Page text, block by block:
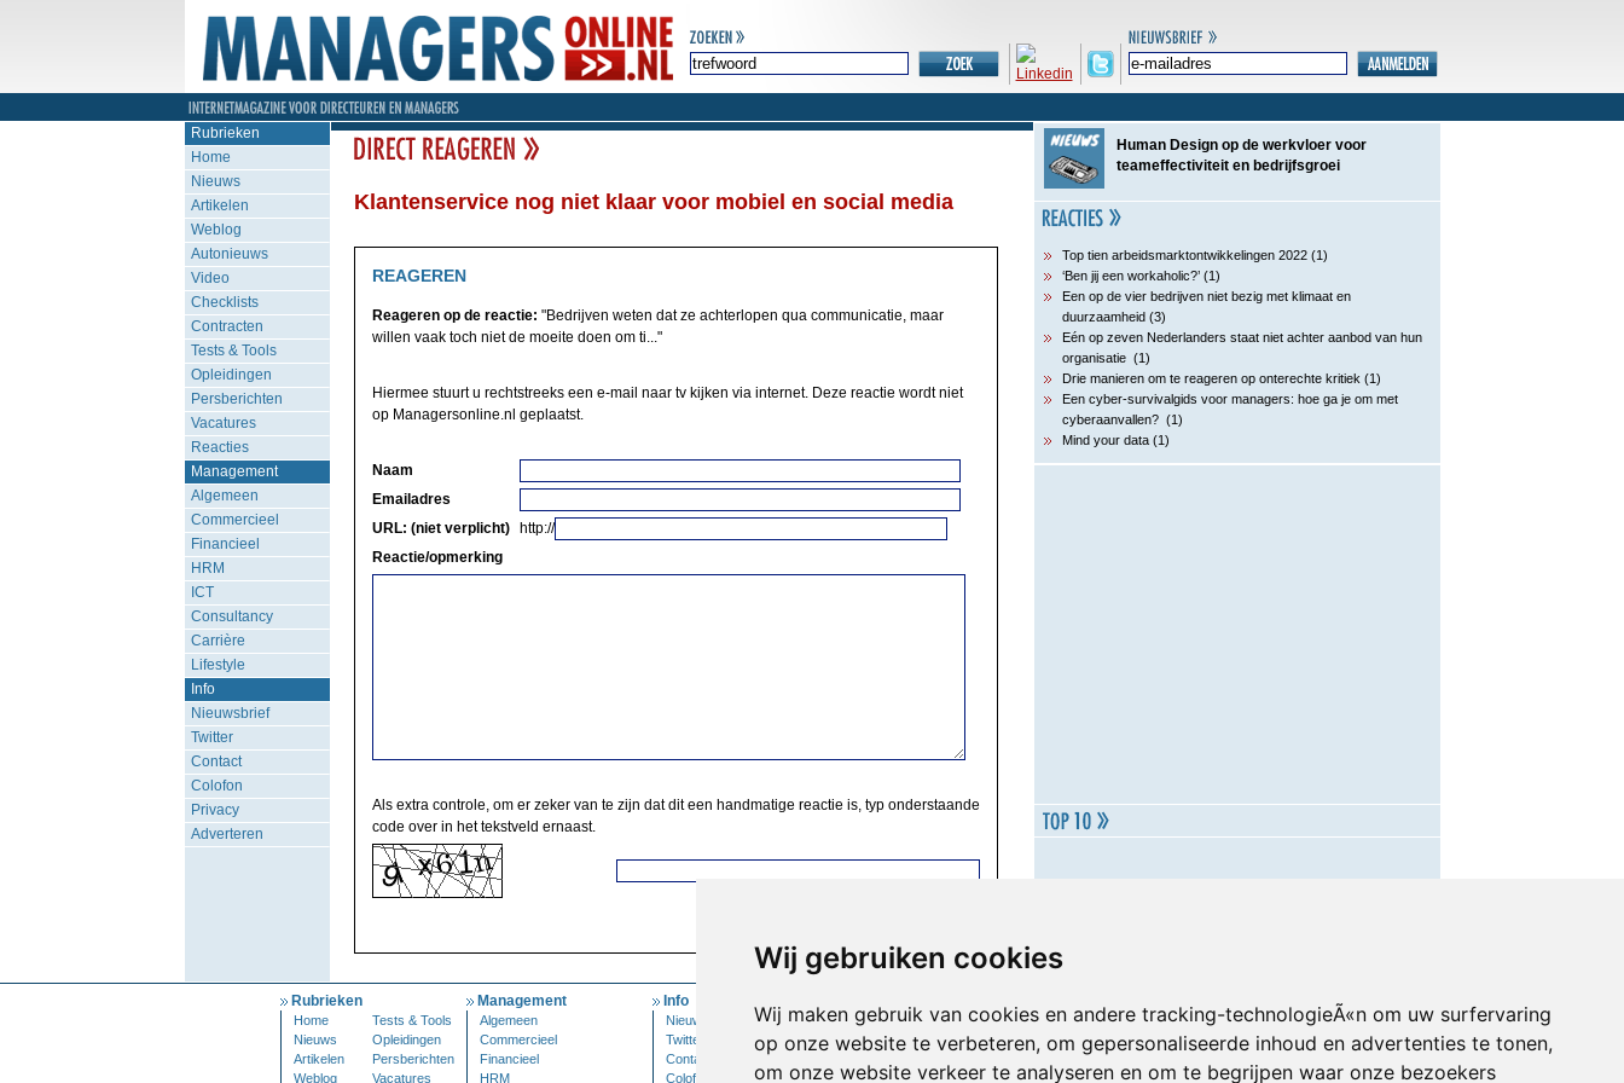
Wij gebruiken cookies
Wij maken gebruik van cookies en andere tracking-technologieÃ«n om uw surfervaring
op onze website te verbeteren, om gepersonaliseerde inhoud en advertenties te tonen,
om onze website verkeer te analyseren en om te begrijpen waar onze bezoekers
Rubrieken
Home
Nieuws
Artikelen
Weblog
Autonieuws
Video
Checklists
Contracten
Tests & Tools
Opleidingen
Persberichten
Vacatures
Reacties
Management
Algemeen
Commercieel
Financieel
HRM
ICT
Consultancy
Carrière
Lifestyle
Info
Nieuwsbrief
Twitter
Contact
Colofon
Privacy
Adverteren
Klantenservice nog niet klaar voor mobiel en social media
REAGEREN
Reageren op de reactie: "Bedrijven weten dat ze achterlopen qua communicatie, maar
willen vaak toch niet de moeite doen om ti..."
Hiermee stuurt u rechtstreeks een e-mail naar tv kijken via internet. Deze reactie wordt niet
op Managersonline.nl geplaatst.
Naam
Emailadres
URL: (niet verplicht)
http://
Reactie/opmerking
Als extra controle, om er zeker van te zijn dat dit een handmatige reactie is, typ onderstaande
code over in het tekstveld ernaast.
Human Design op de werkvloer voor
teameffectiviteit en bedrijfsgroei
Top tien arbeidsmarktontwikkelingen 2022 (1)
‘Ben jij een workaholic?’ (1)
Een op de vier bedrijven niet bezig met klimaat en
duurzaamheid (3)
Eén op zeven Nederlanders staat niet achter aanbod van hun
organisatie (1)
Drie manieren om te reageren op onterechte kritiek (1)
Een cyber-survivalgids voor managers: hoe ga je om met
cyberaanvallen? (1)
Mind your data (1)
Rubrieken
Home
Tests & Tools
Nieuws
Opleidingen
Artikelen
Persberichten
Weblog
Vacatures
Management
Algemeen
Commercieel
Financieel
HRM
Info
Nieuwsbrief
Twitter
Contact
Colofon
Inloggen